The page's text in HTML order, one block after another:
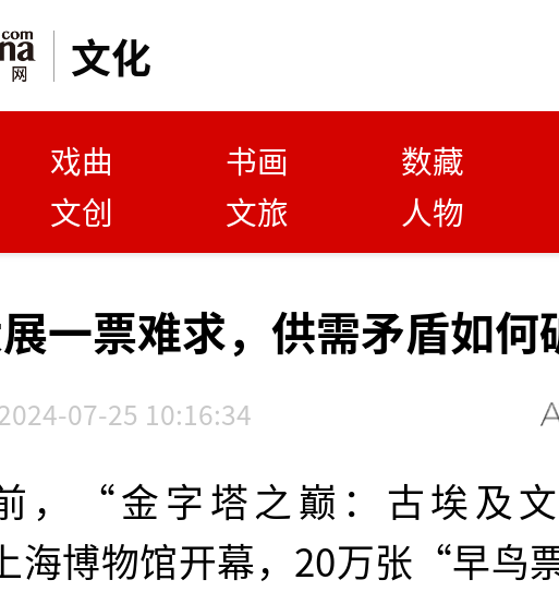
文化
戏曲 书画 数藏
文创 文旅 人物
一票难求，供需矛盾如何
07-25 10:16:34
，“金字塔之巅：古埃及
海博物馆开幕，20万张“早鸟